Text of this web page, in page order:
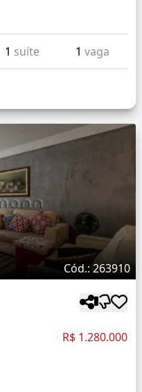
1 suíte 1 vaga
Cód.: 263910
R$ 1.280.000